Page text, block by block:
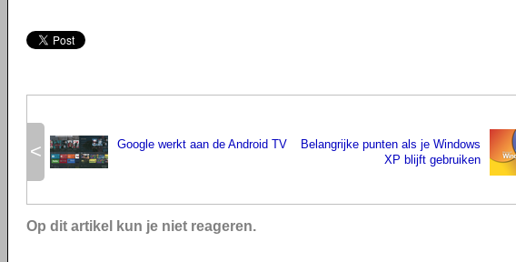
< Google werkt aan de Android TV
Belangrijke punten als je Windows
XP blijft gebruiken
Op dit artikel kun je niet reageren.